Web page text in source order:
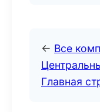
← Все
Главная